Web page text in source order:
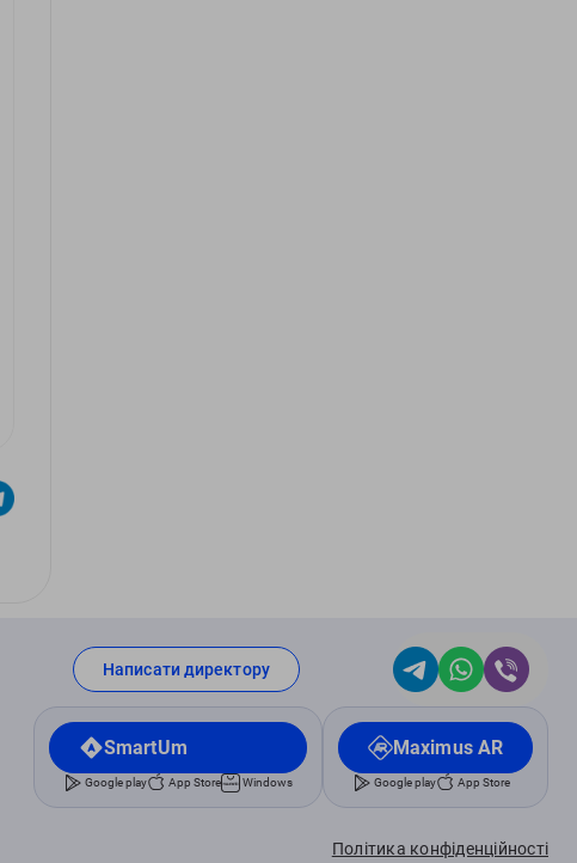
Написати директору
SmartUm
Google play App Store Windows
Maximus AR
Google play App Store
Політика конфіденційності